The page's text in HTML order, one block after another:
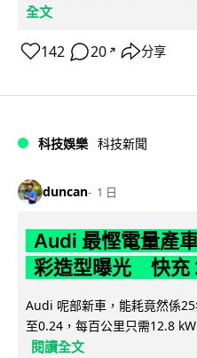
全文
142 20 ↗ 分享
科技娛樂 科技新聞
duncan 1 日
Audi 最慳電量產
彩造型曝光 快充
Audi 呢部新車，能耗竟然係
至0.24，每百公里只需12.8
閱讀全文